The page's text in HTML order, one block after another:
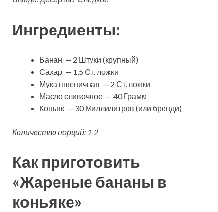
Ингредиенты:
Банан — 2 Штуки (крупный)
Сахар — 1,5 Ст. ложки
Мука пшеничная — 2 Ст. ложки
Масло сливочное — 40 Грамм
Коньяк — 30 Миллилитров (или бренди)
Количество порций: 1-2
Как приготовить
«Жареные бананы в
коньяке»